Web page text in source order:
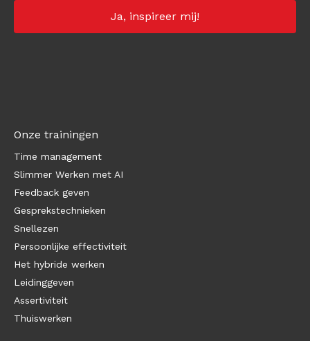
Onze trainingen
Time management
Slimmer Werken met AI
Feedback geven
Gesprekstechnieken
Snellezen
Persoonlijke effectiviteit
Het hybride werken
Leidinggeven
Assertiviteit
Thuiswerken